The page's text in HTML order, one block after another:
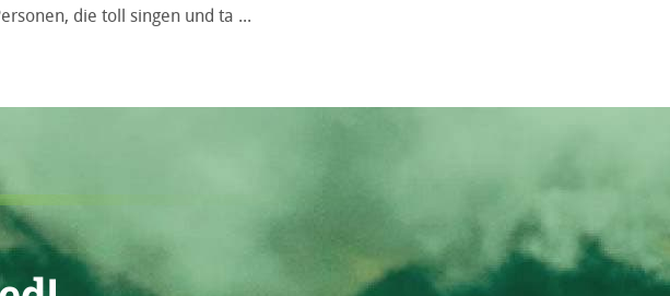
die toll singen und ta
Mitglied
INFORMIERE DICH!